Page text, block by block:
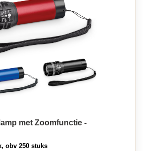
met Zoomfunctie -
obv 250 stuks